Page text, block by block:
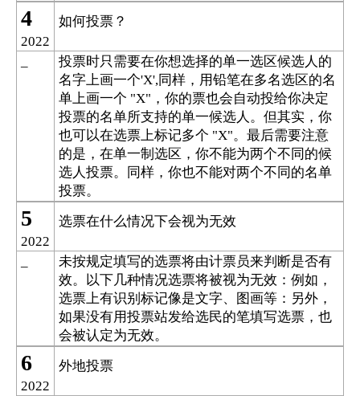
4
2022
如何投票？
投票时只需要在你想选择的单一选区候选人的
名字上画一个'X',同样，用铅笔在多名选区的名
单上画一个 "X" ，你的票也会自动投给你决定
投票的名单所支持的单一候选人。但其实，你
也可以在选票上标记多个 "X"。最后需要注意
的是，在单一制选区，你不能为两个不同的候
选人投票。同样，你也不能对两个不同的名单
投票。
5
2022
选票在什么情况下会视为无效
未按规定填写的选票将由计票员来判断是否有
效。以下几种情况选票将被视为无效：例如，
选票上有识别标记像是文字、图画等：另外，
如果没有用投票站发给选民的笔填写选票，也
会被认定为无效。
6
2022
外地投票